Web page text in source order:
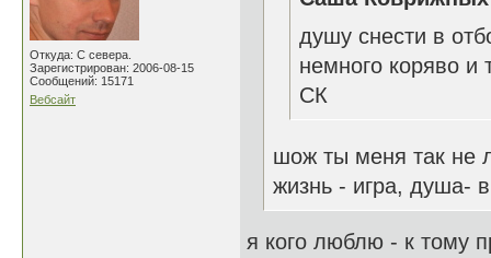
Откуда: С севера.
Зарегистрирован: 2006-08-15
Сообщений: 15171
Вебсайт
душу снести в
немного коряво и
СК
шож ты меня так не
жизнь - игра, душа-
я кого люблю - к тому